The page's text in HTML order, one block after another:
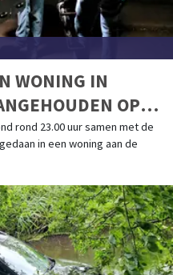
WONING IN
OP
rond 23.00 uur samen met de
in een woning aan de